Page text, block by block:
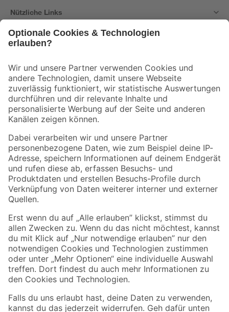
Nützliche Links
Der toom Newsletter: Keine Angebote und Aktionen mehr verpassen!
Zur Newsletter Anmeldung
Folge uns
Zahlungsarten Versandarten
Sicher einkaufen
Jetzt die toom-App herunterladen